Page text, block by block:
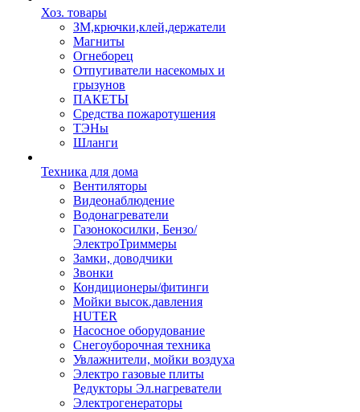
Хоз. товары
ЗМ,крючки,клей,держатели
Магниты
Огнеборец
Отпугиватели насекомых и
грызунов
ПАКЕТЫ
Средства пожаротушения
ТЭНы
Шланги
Техника для дома
Вентиляторы
Видеонаблюдение
Водонагреватели
Газонокосилки, Бензо/
ЭлектроТриммеры
Замки, доводчики
Звонки
Кондиционеры/фитинги
Мойки высок.давления
HUTER
Насосное оборудование
Снегоуборочная техника
Увлажнители, мойки воздуха
Электро газовые плиты
Редукторы Эл.нагреватели
Электрогенераторы